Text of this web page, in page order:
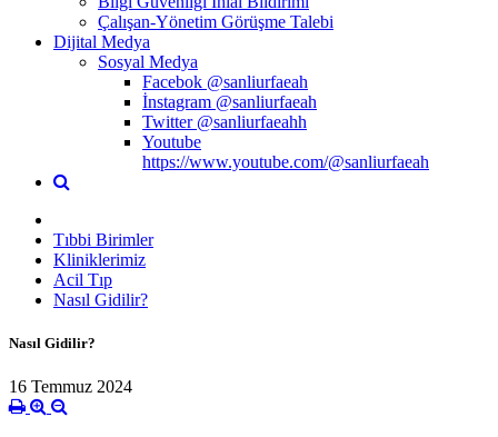
Çalışan-Yönetim Görüşme Talebi
Dijital Medya
Sosyal Medya
Facebok @sanliurfaeah
İnstagram @sanliurfaeah
Twitter @sanliurfaeahh
Youtube
https://www.youtube.com/@sanliurfaeah
Tıbbi Birimler
Kliniklerimiz
Acil Tıp
Nasıl Gidilir?
Nasıl Gidilir?
16 Temmuz 2024